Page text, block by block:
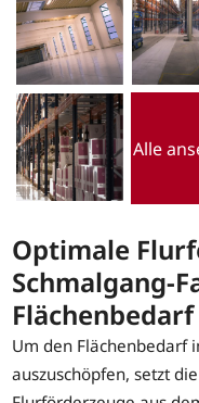
Alle
Optimale
Schmalgang-
Um den Flächenbedarf
auszuschöpfen, setzt